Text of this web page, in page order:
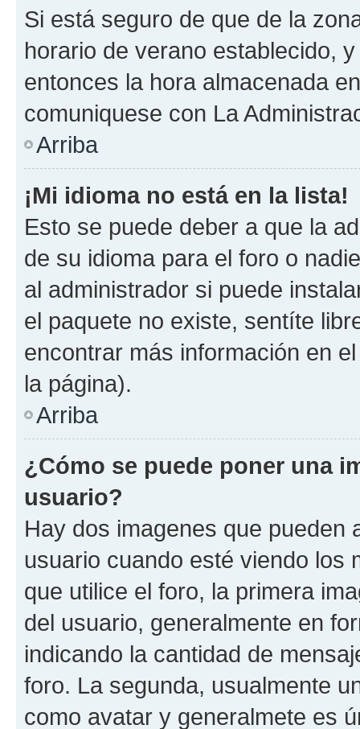
Si está seguro de que de la
horario de verano establecido,
entonces la hora almacenada
comuniquese con La
Arriba
¡Mi idioma no está en la lista!
Esto se puede deber a que la
de su idioma para el foro o
al administrador si puede
el paquete no existe, sentíte
encontrar más información en
la página).
Arriba
¿Cómo se puede poner una
usuario?
Hay dos imagenes que pueden
usuario cuando esté viendo los
que utilice el foro, la primera
del usuario, generalmente en
indicando la cantidad de
foro. La segunda, usualmente
como avatar y generalmete es